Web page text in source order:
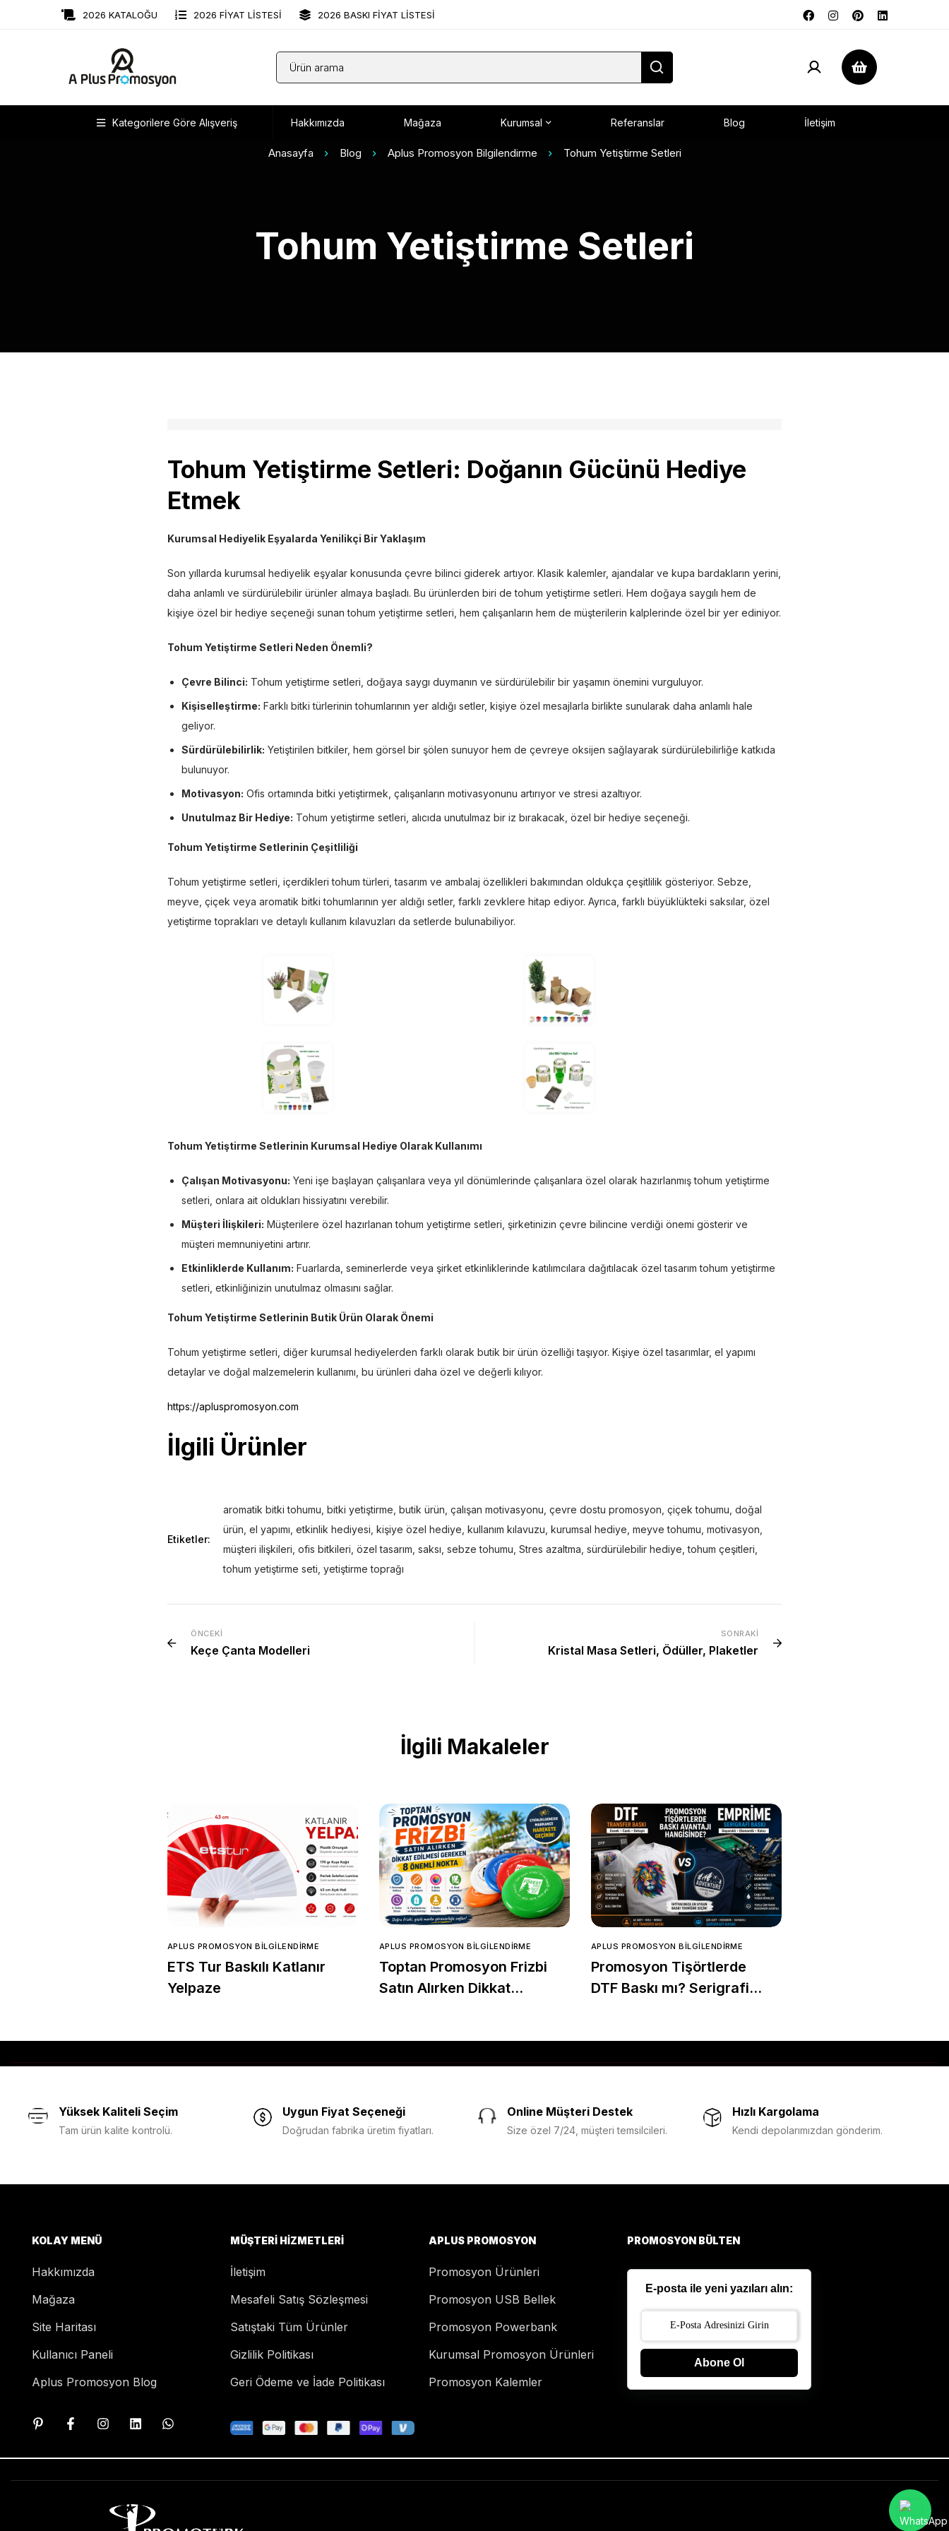
2026 KATALOĞU 2026 FİYAT LİSTESİ 2026 BASKI FİYAT LİSTESİ
Kategorilere Göre Alışveriş Hakkımızda Mağaza Kurumsal Referanslar Blog İletişim
Anasayfa Blog Aplus Promosyon Bilgilendirme Tohum Yetiştirme Setleri
Tohum Yetiştirme Setleri
Tohum Yetiştirme Setleri: Doğanın Gücünü Hediye
Etmek
Kurumsal Hediyelik Eşyalarda Yenilikçi Bir Yaklaşım
Son yıllarda kurumsal hediyelik eşyalar konusunda çevre bilinci giderek artıyor. Klasik kalemler, ajandalar ve kupa bardakların yerini,
daha anlamlı ve sürdürülebilir ürünler almaya başladı. Bu ürünlerden biri de tohum yetiştirme setleri. Hem doğaya saygılı hem de
kişiye özel bir hediye seçeneği sunan tohum yetiştirme setleri, hem çalışanların hem de müşterilerin kalplerinde özel bir yer ediniyor.
Tohum Yetiştirme Setleri Neden Önemli?
Çevre Bilinci: Tohum yetiştirme setleri, doğaya saygı duymanın ve sürdürülebilir bir yaşamın önemini vurguluyor.
Kişiselleştirme: Farklı bitki türlerinin tohumlarının yer aldığı setler, kişiye özel mesajlarla birlikte sunularak daha anlamlı hale
geliyor.
Sürdürülebilirlik: Yetiştirilen bitkiler, hem görsel bir şölen sunuyor hem de çevreye oksijen sağlayarak sürdürülebilirliğe katkıda
bulunuyor.
Motivasyon: Ofis ortamında bitki yetiştirmek, çalışanların motivasyonunu artırıyor ve stresi azaltıyor.
Unutulmaz Bir Hediye: Tohum yetiştirme setleri, alıcıda unutulmaz bir iz bırakacak, özel bir hediye seçeneği.
Tohum Yetiştirme Setlerinin Çeşitliliği
Tohum yetiştirme setleri, içerdikleri tohum türleri, tasarım ve ambalaj özellikleri bakımından oldukça çeşitlilik gösteriyor. Sebze,
meyve, çiçek veya aromatik bitki tohumlarının yer aldığı setler, farklı zevklere hitap ediyor. Ayrıca, farklı büyüklükteki saksılar, özel
yetiştirme toprakları ve detaylı kullanım kılavuzları da setlerde bulunabiliyor.
Tohum Yetiştirme Setlerinin Kurumsal Hediye Olarak Kullanımı
Çalışan Motivasyonu: Yeni işe başlayan çalışanlara veya yıl dönümlerinde çalışanlara özel olarak hazırlanmış tohum yetiştirme
setleri, onlara ait oldukları hissiyatını verebilir.
Müşteri İlişkileri: Müşterilere özel hazırlanan tohum yetiştirme setleri, şirketinizin çevre bilincine verdiği önemi gösterir ve
müşteri memnuniyetini artırır.
Etkinliklerde Kullanım: Fuarlarda, seminerlerde veya şirket etkinliklerinde katılımcılara dağıtılacak özel tasarım tohum yetiştirme
setleri, etkinliğinizin unutulmaz olmasını sağlar.
Tohum Yetiştirme Setlerinin Butik Ürün Olarak Önemi
Tohum yetiştirme setleri, diğer kurumsal hediyelerden farklı olarak butik bir ürün özelliği taşıyor. Kişiye özel tasarımlar, el yapımı
detaylar ve doğal malzemelerin kullanımı, bu ürünleri daha özel ve değerli kılıyor.
https://apluspromosyon.com
İlgili Ürünler
Etiketler:
aromatik bitki tohumu bitki yetiştirme butik ürün çalışan motivasyonu çevre dostu promosyon çiçek tohumu doğal
ürün el yapımı etkinlik hediyesi kişiye özel hediye kullanım kılavuzu kurumsal hediye meyve tohumu motivasyon
müşteri ilişkileri ofis bitkileri özel tasarım saksı sebze tohumu Stres azaltma sürdürülebilir hediye ,tohum çeşitleri
tohum yetiştirme seti yetiştirme toprağı
ÖNCEKI
Keçe Çanta Modelleri
SONRAKI
Kristal Masa Setleri, Ödüller, Plaketler
İlgili Makaleler
APLUS PROMOSYON BILGILENDIRME
ETS Tur Baskılı Katlanır
Yelpaze
APLUS PROMOSYON BILGILENDIRME
Toptan Promosyon Frizbi
Satın Alırken Dikkat
APLUS PROMOSYON BILGILENDIRME
Promosyon Tişörtlerde
DTF Baskı mı? Serigrafi
Yüksek Kaliteli Seçim
Tam ürün kalite kontrolü.
Uygun Fiyat Seçeneği
Doğrudan fabrika üretim fiyatları.
Online Müşteri Destek
Size özel 7/24, müşteri temsilcileri.
Hızlı Kargolama
Kendi depolarımızdan gönderim.
KOLAY MENÜ
Hakkımızda
Mağaza
Site Haritası
Kullanıcı Paneli
Aplus Promosyon Blog
MÜŞTERI HIZMETLERI
İletişim
Mesafeli Satış Sözleşmesi
Satıştaki Tüm Ürünler
Gizlilik Politikası
Geri Ödeme ve İade Politikası
APLUS PROMOSYON
Promosyon Ürünleri
Promosyon USB Bellek
Promosyon Powerbank
Kurumsal Promosyon Ürünleri
Promosyon Kalemler
PROMOSYON BÜLTEN
E-posta ile yeni yazıları alın:
Abone Ol